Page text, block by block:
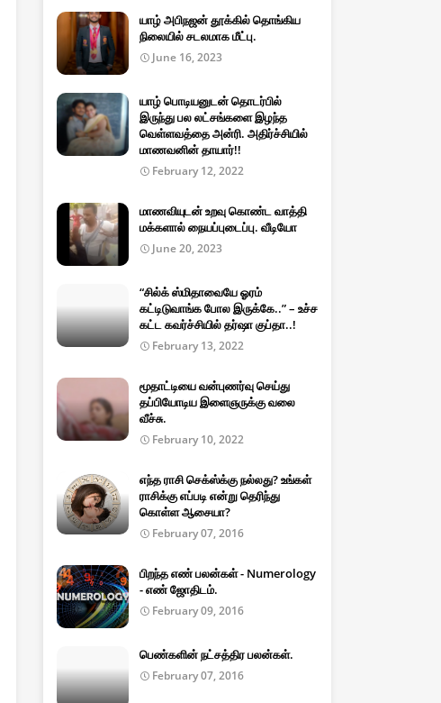
யாழ் அபிநஜன் தூக்கில் தொங்கிய
நிலையில் சடலமாக மீட்பு.
June 16, 2023
யாழ் பொடியனுடன் தொடர்பில்
இருந்து பல லட்சங்களை இழந்த
வெள்ளவத்தை அன்ரி. அதிர்ச்சியில்
மாணவனின் தாயார்!!
February 12, 2022
மாணவியுடன் உறவு கொண்ட வாத்தி
மக்களால் நையப்புடைப்பு. வீடியோ
June 20, 2023
“சில்க் ஸ்மிதாவையே ஓரம்
கட்டிடுவாங்க போல இருக்கே..” – உச்ச
கட்ட கவர்ச்சியில் தர்ஷா குப்தா..!
February 13, 2022
மூதாட்டியை வன்புணர்வு செய்து
தப்பியோடிய இளைஞருக்கு வலை
வீச்சு.
February 10, 2022
எந்த ராசி செக்ஸ்க்கு நல்லது? உங்கள்
ராசிக்கு எப்படி என்று தெரிந்து
கொள்ள ஆசையா?
February 07, 2016
பிறந்த எண் பலன்கள் - Numerology
- எண் ஜோதிடம்.
February 09, 2016
பெண்களின் நட்சத்திர பலன்கள்.
February 07, 2016